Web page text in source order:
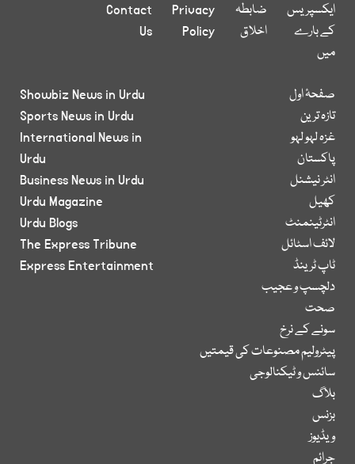
ایکسپریس
کے بارے
میں
ضابطہ
اخلاق
Privacy
Policy
Contact
Us
صفحۂ اول
تازہ ترین
غزہ لہو لہو
پاکستان
انٹر نیشنل
کھیل
انٹرٹینمنٹ
لائف اسٹائل
ٹاپ ٹرینڈ
دلچسپ و عجیب
صحت
سونے کے نرخ
پیٹرولیم مصنوعات کی قیمتیں
سائنس و ٹیکنالوجی
بلاگ
بزنس
ویڈیوز
جرائم
Showbiz News in Urdu
Sports News in Urdu
International News in
Urdu
Business News in Urdu
Urdu Magazine
Urdu Blogs
The Express Tribune
Express Entertainment